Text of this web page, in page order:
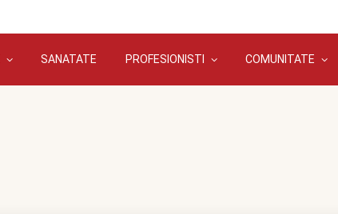
SANATATE PROFESIONISTI COMUNITATE